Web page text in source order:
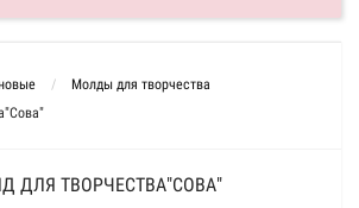
Молды для творчества
ДЛЯ ТВОРЧЕСТВА"СОВА"